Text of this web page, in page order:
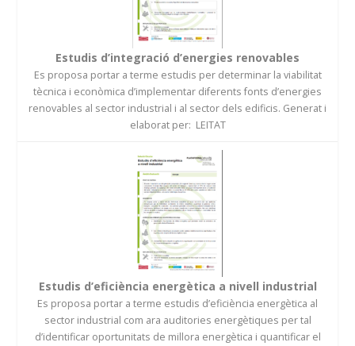
Estudis d’integració d’energies renovables
Es proposa portar a terme estudis per determinar la viabilitat
tècnica i econòmica d’implementar diferents fonts d’energies
renovables al sector industrial i al sector dels edificis. Generat i
elaborat per: LEITAT
Estudis d’eficiència energètica a nivell industrial
Es proposa portar a terme estudis d’eficiència energètica al
sector industrial com ara auditories energètiques per tal
d’identificar oportunitats de millora energètica i quantificar el